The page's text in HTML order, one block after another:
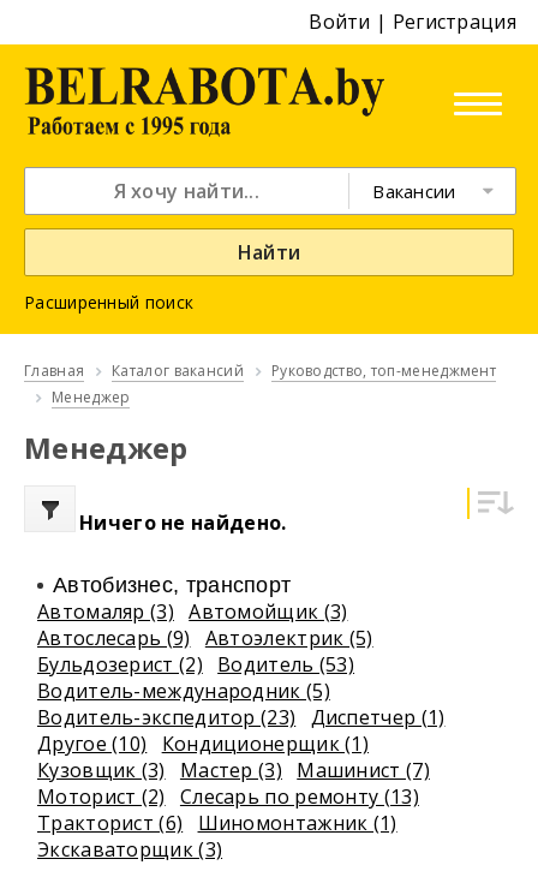
Войти | Регистрация
Вакансии
Найти
Расширенный поиск
Главная Каталог вакансий
Руководство, топ-менеджмент
Менеджер
Менеджер
Ничего не найдено.
Автобизнес, транспорт
Автомаляр (3)
Автомойщик (3)
Автослесарь (9)
Автоэлектрик (5)
Бульдозерист (2)
Водитель (53)
Водитель-международник (5)
Водитель-экспедитор (23)
Диспетчер (1)
Другое (10)
Кондиционерщик (1)
Кузовщик (3)
Мастер (3)
Машинист (7)
Моторист (2)
Слесарь по ремонту (13)
Тракторист (6)
Шиномонтажник (1)
Экскаваторщик (3)